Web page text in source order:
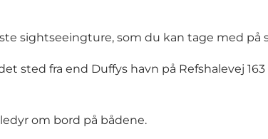
sightseeingture, som du kan tage med på
sted fra end Duffys havn på Refshalevej
om bord på bådene.